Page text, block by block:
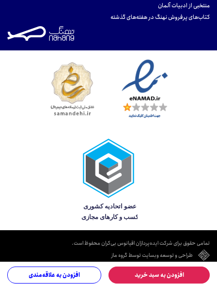
افزودن به سبد خرید افزودن به علاقه‌مندی
منتخبی از ادبیات آلمان
کتاب‌های پرفروش نهنگ در هفته‌های گذشته
تمامی حقوق برای شرکت ایده‌پردازان اقیانوس بی‌کران محفوظ است.
طراحی و توسعه وبسایت توسط گروه ماز